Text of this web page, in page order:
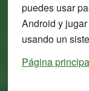
puedes usar
Android y
usando un
Página